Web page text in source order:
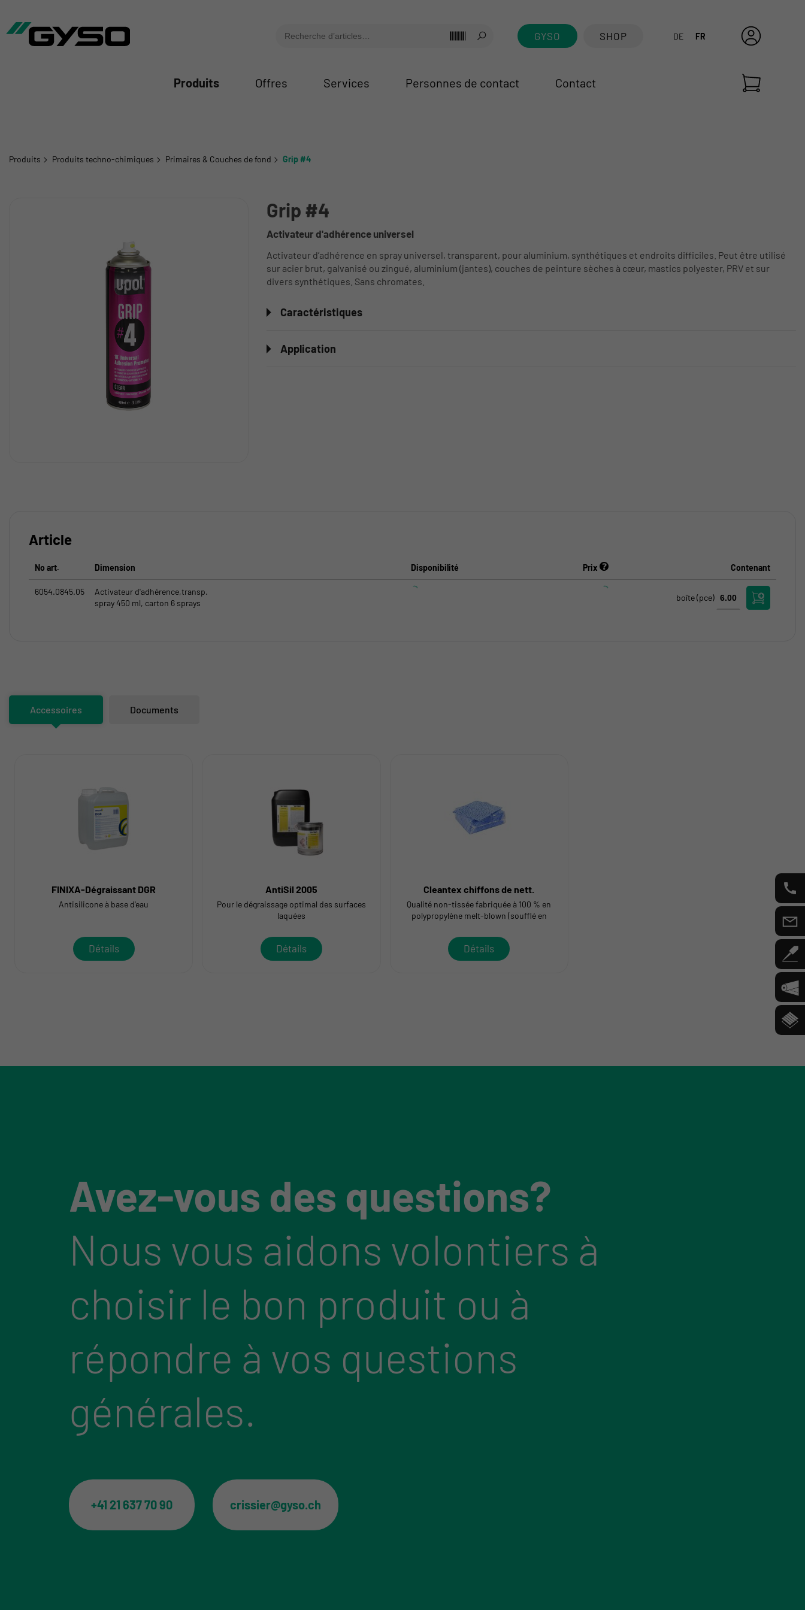
GYSO SHOP DE FR
Produits Offres Services Personnes de contact Contact
Produits Produits techno-chimiques Primaires & Couches de fond Grip #4
Grip #4
Activateur d'adhérence universel
Activateur d’adhérence en spray universel, transparent, pour aluminium, synthétiques et endroits difficiles. Peut être utilisé
sur acier brut, galvanisé ou zingué, aluminium (jantes), couches de peinture sèches à cœur, mastics polyester, PRV et sur
divers synthétiques. Sans chromates.
Caractéristiques
Application
Article
No art. Dimension Disponibilité Prix Contenant
6054.0845.05
Activateur d'adhérence,transp.
spray 450 ml, carton 6 sprays
boîte(pce)
Accessoires Documents
FINIXA-Dégraissant DGR
Antisilicone à base d'eau
Détails
AntiSil 2005
Pour le dégraissage optimal des surfaces
laquées
Détails
Cleantex chiffons de nett.
Qualité non-tissée fabriquée à 100 % en
polypropylène melt-blown (soufflé en
Détails
Avez-vous des questions?
Nous vous aidons volontiers à
choisir le bon produit ou à
répondre à vos questions
générales.
+41 21 637 70 90 crissier@gyso.ch